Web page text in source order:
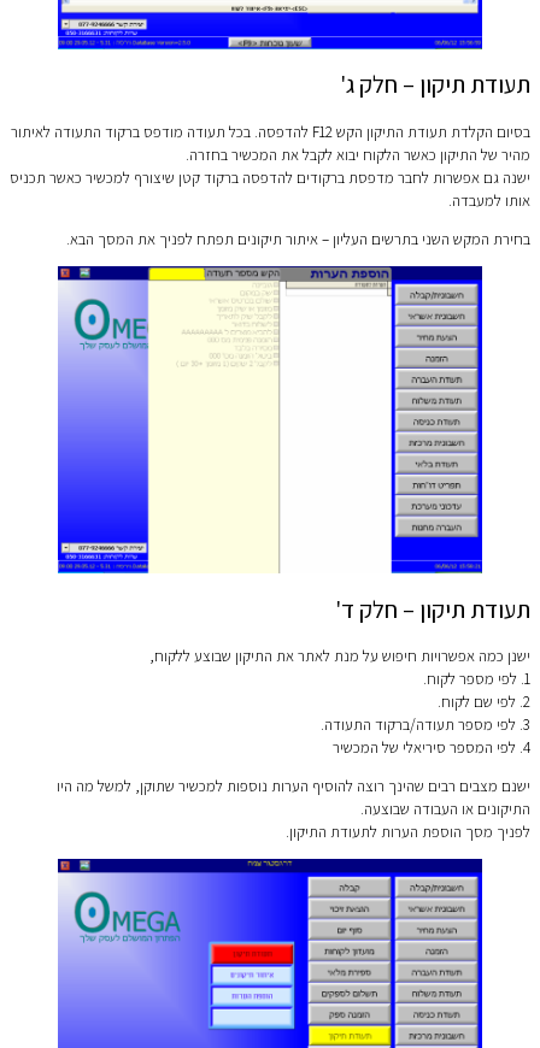
תעודת תיקון – חלק ג'
בסיום הקלדת תעודת התיקון הקש F12 להדפסה. בכל תעודה מודפס ברקוד התעודה לאיתור
מהיר של התיקון כאשר הלקוח יבוא לקבל את המכשיר בחזרה.
ישנה גם אפשרות לחבר מדפסת ברקודים להדפסה ברקוד קטן שיצורף למכשיר כאשר תכניס
אותו למעבדה.
בחירת המקש השני בתרשים העליון – איתור תיקונים תפתח לפניך את המסך הבא.
תעודת תיקון – חלק ד'
ישנן כמה אפשרויות חיפוש על מנת לאתר את התיקון שבוצע ללקוח,
1. לפי מספר לקוח.
2. לפי שם לקוח.
3. לפי מספר תעודה/ברקוד התעודה.
4. לפי המספר סיריאלי של המכשיר
ישנם מצבים רבים שהינך רוצה להוסיף הערות נוספות למכשיר שתוקן, למשל מה היו
התיקונים או העבודה שבוצעה.
לפניך מסך הוספת הערות לתעודת התיקון.